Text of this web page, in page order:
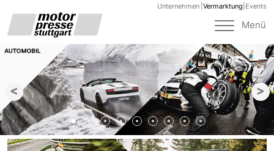
Unternehmen Vermarktung Events
Toggle
Menü
< >